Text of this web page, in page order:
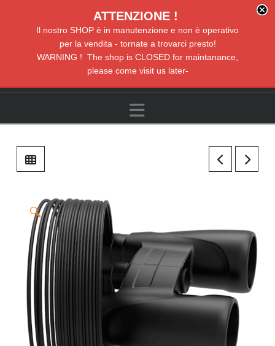
Navigation
🔍
ATTENZIONE !
Il nostro SHOP è in manutenzione e non è operativo
per la vendita - tornate a trovarci presto!
WARNING ! The shop is CLOSED for maintanance,
please come visit us later-